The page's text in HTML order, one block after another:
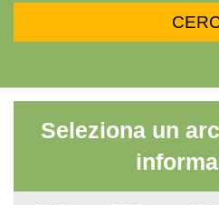
Seleziona un